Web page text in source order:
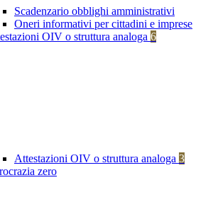
Scadenzario obblighi amministrativi
Oneri informativi per cittadini e imprese
OIV o struttura analoga 6
Attestazioni OIV o struttura analoga 3
zero